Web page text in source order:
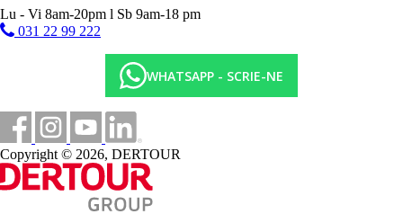
Lu - Vi 8am-20pm l Sb 9am-18 pm
031 22 99 222
WHATSAPP - SCRIE-NE
Copyright © 2026, DERTOUR